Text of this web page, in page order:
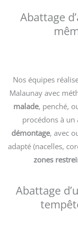
Abattage
Nos équipes
Malaunay avec
malade, penché,
procédons à un
démontage, avec
adapté (nacelles,
zones
Abattage